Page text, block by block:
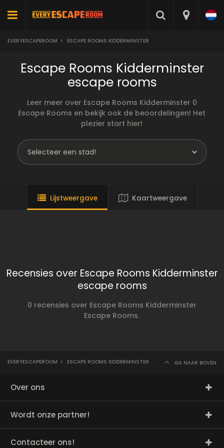
EVERYESCAPEROOM > ESCAPE ROOMS KIDDERMINSTER
Escape Rooms Kidderminster
escape rooms
Leer meer over Escape Rooms Kidderminster 0
Escape Rooms en bekijk ook de beoordelingen! Het
plezier start hier!
Lijstweergave Kaartweergave
Recensies over Escape Rooms Kidderminster
escape rooms
0 recensies over Escape Rooms Kidderminster
Escape Rooms.
EVERYESCAPEROOM > ESCAPE ROOMS KIDDERMINSTER GA NAAR BOVEN
Over ons
Wordt onze partner!
Contacteer ons!